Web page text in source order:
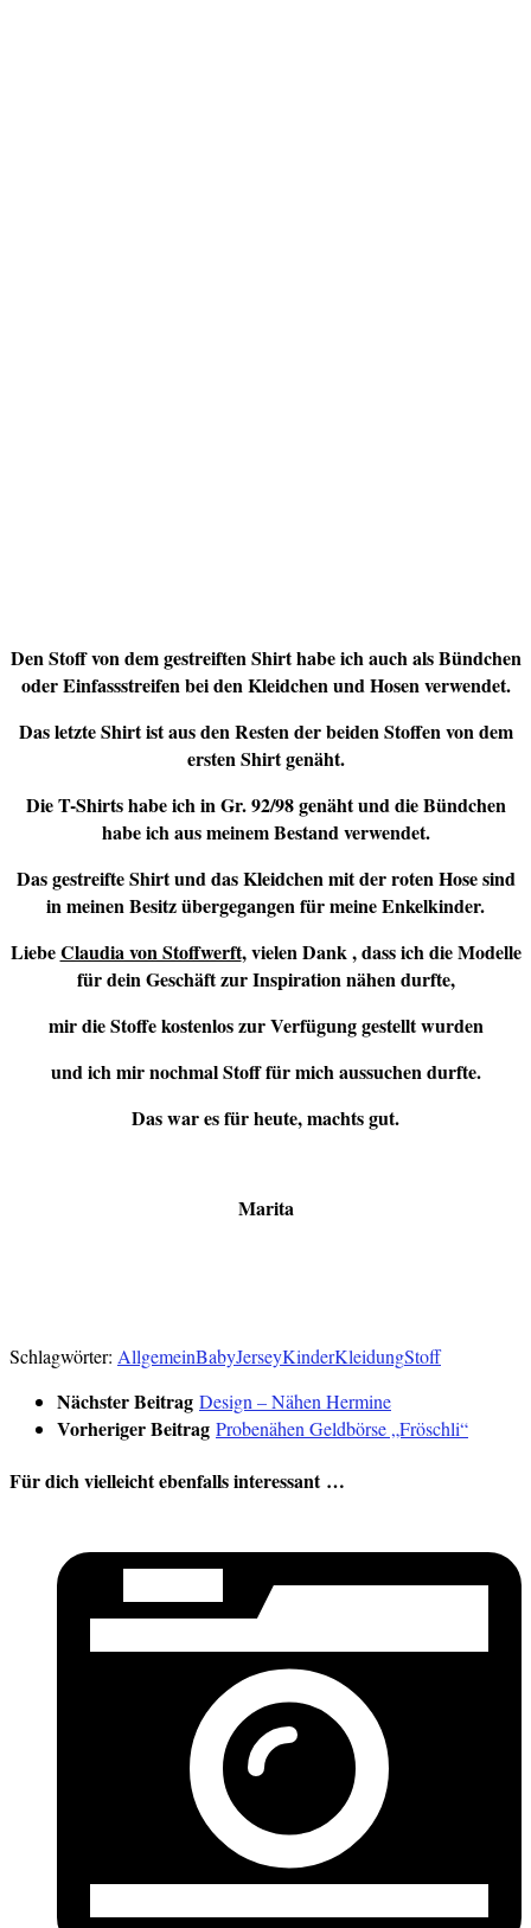
Den Stoff von dem gestreiften Shirt habe ich auch als Bündchen
oder Einfassstreifen bei den Kleidchen und Hosen verwendet.
Das letzte Shirt ist aus den Resten der beiden Stoffen von dem
ersten Shirt genäht.
Die T-Shirts habe ich in Gr. 92/98 genäht und die Bündchen
habe ich aus meinem Bestand verwendet.
Das gestreifte Shirt und das Kleidchen mit der roten Hose sind
in meinen Besitz übergegangen für meine Enkelkinder.
LiebeClaudia von Stoffwerft,vielen Dank , dass ich die Modelle
für dein Geschäft zur Inspiration nähen durfte,
mir die Stoffe kostenlos zur Verfügung gestellt wurden
und ich mir nochmal Stoff für mich aussuchen durfte.
Das war es für heute, machts gut.
Marita
Schlagwörter: AllgemeinBabyJerseyKinderKleidungStoff
Nächster Beitrag Design – Nähen Hermine
Vorheriger Beitrag Probenähen Geldbörse „Fröschli“
Für dich vielleicht ebenfalls interessant …